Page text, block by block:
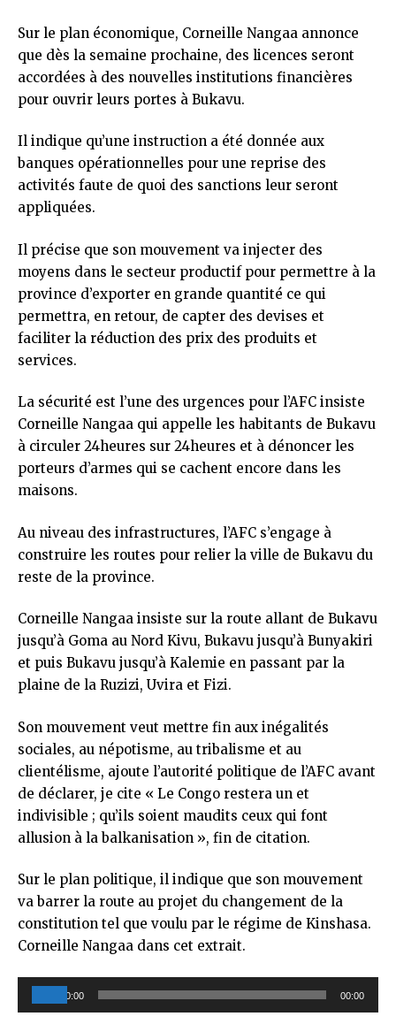
Sur le plan économique, Corneille Nangaa annonce
que dès la semaine prochaine, des licences seront
accordées à des nouvelles institutions financières
pour ouvrir leurs portes à Bukavu.
Il indique qu’une instruction a été donnée aux
banques opérationnelles pour une reprise des
activités faute de quoi des sanctions leur seront
appliquées.
Il précise que son mouvement va injecter des
moyens dans le secteur productif pour permettre à la
province d’exporter en grande quantité ce qui
permettra, en retour, de capter des devises et
faciliter la réduction des prix des produits et
services.
La sécurité est l’une des urgences pour l’AFC insiste
Corneille Nangaa qui appelle les habitants de Bukavu
à circuler 24heures sur 24heures et à dénoncer les
porteurs d’armes qui se cachent encore dans les
maisons.
Au niveau des infrastructures, l’AFC s’engage à
construire les routes pour relier la ville de Bukavu du
reste de la province.
Corneille Nangaa insiste sur la route allant de Bukavu
jusqu’à Goma au Nord Kivu, Bukavu jusqu’à Bunyakiri
et puis Bukavu jusqu’à Kalemie en passant par la
plaine de la Ruzizi, Uvira et Fizi.
Son mouvement veut mettre fin aux inégalités
sociales, au népotisme, au tribalisme et au
clientélisme, ajoute l’autorité politique de l’AFC avant
de déclarer, je cite « Le Congo restera un et
indivisible ; qu’ils soient maudits ceux qui font
allusion à la balkanisation », fin de citation.
Sur le plan politique, il indique que son mouvement
va barrer la route au projet du changement de la
constitution tel que voulu par le régime de Kinshasa.
Corneille Nangaa dans cet extrait.
Lecteur
audio
00:00 00:00